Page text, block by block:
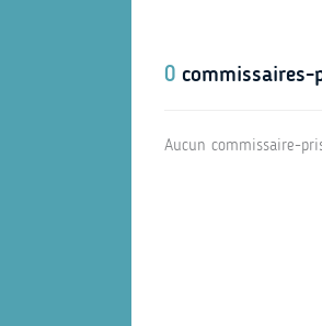
0 commissaires-
Aucun commissaire-